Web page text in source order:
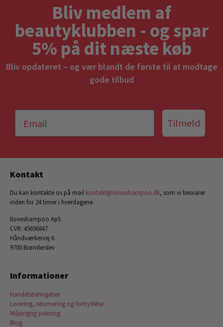
Bliv medlem af
beautyklubben - og spar
5% på dit næste køb
Bliv opdateret – og vær blandt de første til at modtage
gode tilbud
Tilmeld
Kontakt
Du kan kontakte os på mail kontakt@iloveshampoo.dk, som vi besvarer
inden for 24 timer i hverdagene.
Iloveshampoo ApS
CVR: 45696847
Håndværkervej 6
9700 Brønderslev
Informationer
Handelsbetingelser
Levering, returnering og fortrydelse
Miljørigtig pakning
Blog